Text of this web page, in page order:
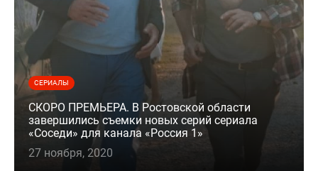
СЕРИАЛЫ
СКОРО ПРЕМЬЕРА. В Ростовской области
завершились съемки новых серий сериала
«Соседи» для канала «Россия 1»
27 ноября, 2020